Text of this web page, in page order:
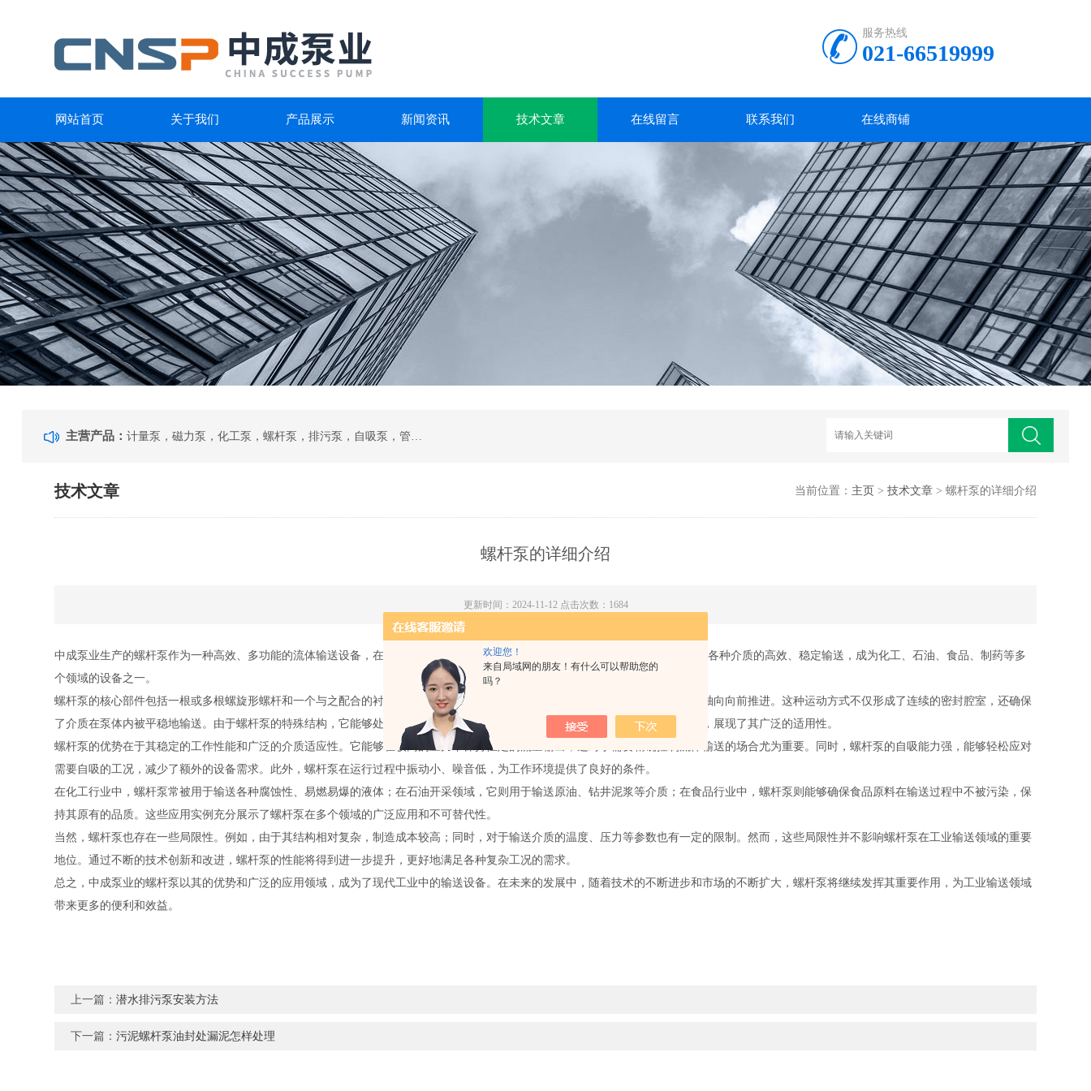
欢迎您！
来自局域网的朋友！有什么可以帮助您的
吗？
服务热线
021-66519999
网站首页 关于我们 产品展示 新闻资讯 技术文章 在线留言 联系我们 在线商铺
主营产品： 计量泵，磁力泵，化工泵，螺杆泵，排污泵，自吸泵，管道泵，多级泵，隔膜泵，齿轮油泵
技术文章 当前位置： 主页 > 技术文章> 螺杆泵的详细介绍
螺杆泵的详细介绍
更新时间：2024-11-12 点击次数：1684
中成泵业生产的螺杆泵作为一种高效、多功能的流体输送设备，在工业运输中扮演着*的角色。它以的螺旋叶片旋转原理，实现了对各种介质的高效、稳定输送，成为化工、石油、食品、制药等多
个领域的设备之一。
螺杆泵的核心部件包括一根或多根螺旋形螺杆和一个与之配合的衬套。当电机驱动螺杆旋转时，螺杆在衬套内作行星运动，同时沿轴向向前推进。这种运动方式不仅形成了连续的密封腔室，还确保
了介质在泵体内被平稳地输送。由于螺杆泵的特殊结构，它能够处理从低粘度到高粘度的各种流体，甚至包括含有固体颗粒的介质，展现了其广泛的适用性。
螺杆泵的优势在于其稳定的工作性能和广泛的介质适应性。它能够在较高的压力下保持恒定的流量输出，这对于需要精确控制流体输送的场合尤为重要。同时，螺杆泵的自吸能力强，能够轻松应对
需要自吸的工况，减少了额外的设备需求。此外，螺杆泵在运行过程中振动小、噪音低，为工作环境提供了良好的条件。
在化工行业中，螺杆泵常被用于输送各种腐蚀性、易燃易爆的液体；在石油开采领域，它则用于输送原油、钻井泥浆等介质；在食品行业中，螺杆泵则能够确保食品原料在输送过程中不被污染，保
持其原有的品质。这些应用实例充分展示了螺杆泵在多个领域的广泛应用和不可替代性。
当然，螺杆泵也存在一些局限性。例如，由于其结构相对复杂，制造成本较高；同时，对于输送介质的温度、压力等参数也有一定的限制。然而，这些局限性并不影响螺杆泵在工业输送领域的重要
地位。通过不断的技术创新和改进，螺杆泵的性能将得到进一步提升，更好地满足各种复杂工况的需求。
总之，中成泵业的螺杆泵以其的优势和广泛的应用领域，成为了现代工业中的输送设备。在未来的发展中，随着技术的不断进步和市场的不断扩大，螺杆泵将继续发挥其重要作用，为工业输送领域
带来更多的便利和效益。
上一篇：潜水排污泵安装方法
下一篇：污泥螺杆泵油封处漏泥怎样处理